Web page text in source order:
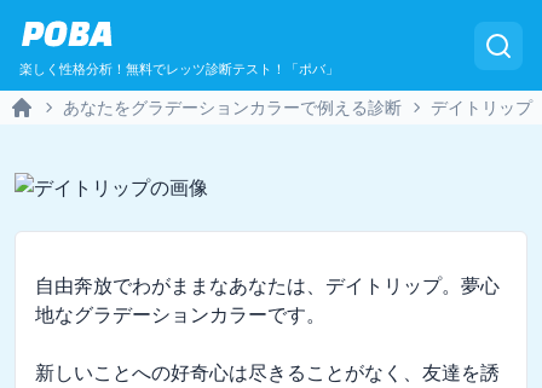
POBA
楽しく性格分析！無料でレッツ診断テスト！「ポバ」
あなたをグラデーションカラーで例える診断 デイトリップ
自由奔放でわがままなあなたは、デイトリップ。夢心
地なグラデーションカラーです。
新しいことへの好奇心は尽きることがなく、友達を誘